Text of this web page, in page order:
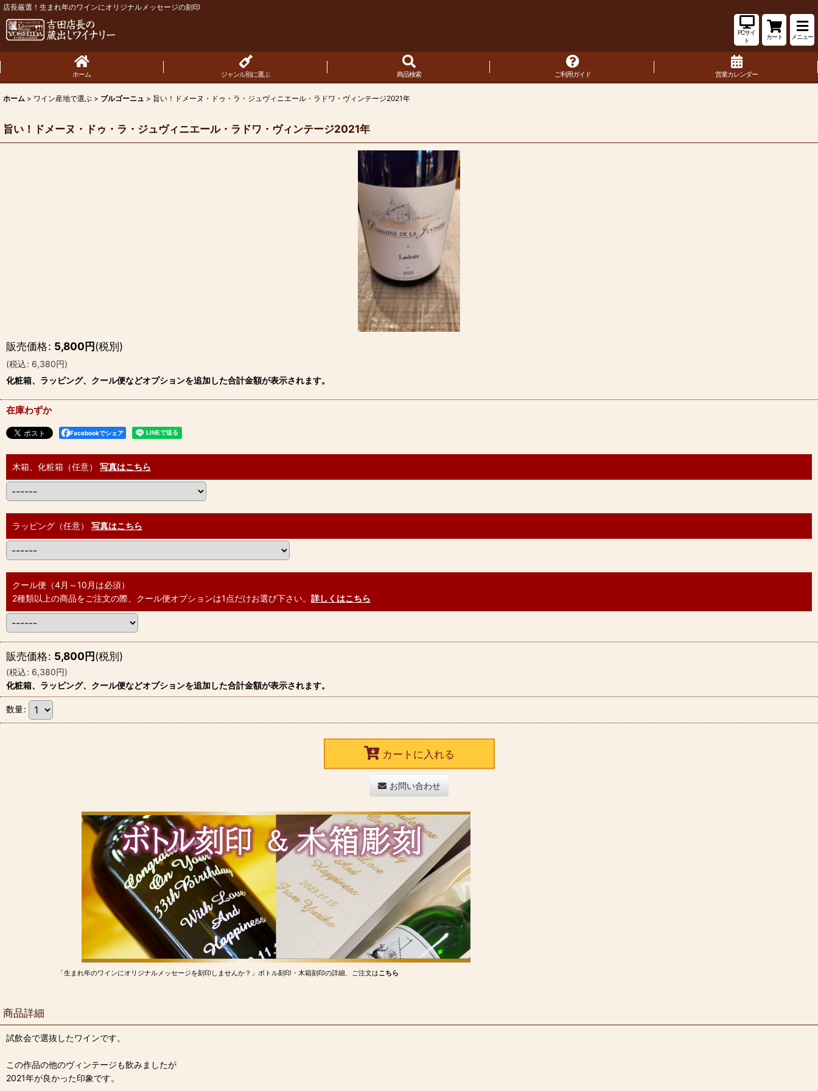
店長厳選！生まれ年のワインにオリジナルメッセージの刻印
PCサイ
ト
カート メニュー
ホーム ジャンル別に選ぶ 商品検索 ご利用ガイド 営業カレンダー
ホーム > ワイン産地で選ぶ > ブルゴーニュ > 旨い！ドメーヌ・ドゥ・ラ・ジュヴィニエール・ラドワ・ヴィンテージ2021年
旨い！ドメーヌ・ドゥ・ラ・ジュヴィニエール・ラドワ・ヴィンテージ2021年
販売価格: 5,800円(税別)
(税込: 6,380円)
化粧箱、ラッピング、クール便などオプションを追加した合計金額が表示されます。
在庫わずか
Facebookでシェア
木箱、化粧箱（任意） 写真はこちら
ラッピング（任意） 写真はこちら
クール便（4月～10月は必須）
2種類以上の商品をご注文の際、クール便オプションは1点だけお選び下さい。 詳しくはこちら
販売価格: 5,800円(税別)
(税込: 6,380円)
化粧箱、ラッピング、クール便などオプションを追加した合計金額が表示されます。
数量:
カートに入れる
お問い合わせ
「生まれ年のワインにオリジナルメッセージを刻印しませんか？」ボトル刻印・木箱刻印の詳細、ご注文はこちら
商品詳細
試飲会で選抜したワインです。
この作品の他のヴィンテージも飲みましたが
2021年が良かった印象です。